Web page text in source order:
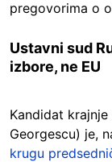
pregovorima o
Ustavni sud
izbore, ne EU
Kandidat
Georgescu) je,
krugu